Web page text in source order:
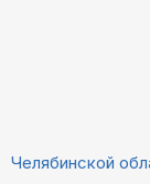
Челябинской